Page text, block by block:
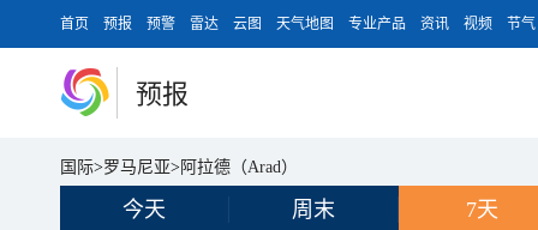
首页 预报 预警 雷达 云图 天气地图 专业产品 资讯 视频 节气
预报
国际>罗马尼亚> 阿拉德（Arad）
今天 周末 7天